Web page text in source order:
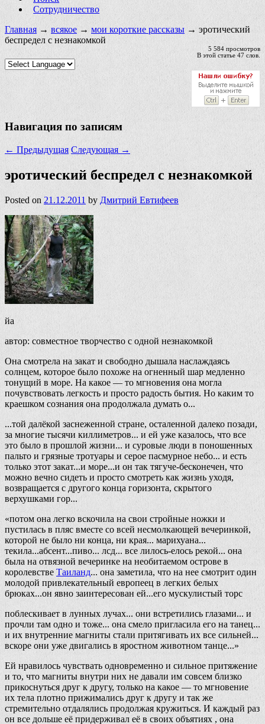
Сотрудничество
Главная → всякое → мои короткие рассказы → эротический
беспредел с незнакомкой
5 584 просмотров
В этой статье 47 слов.
Навигация по записям
← Предыдущая Следующая →
эротический беспредел с незнакомкой
Posted on 21.12.2011 by Дмитрий Евтифеев
йа
автор: совместное творчество с одной незнакомкой
Она смотрела на закат и свободно дышала наслаждаясь
солнцем, которое было похоже на огненный шар медленно
тонущий в море. На какое — то мгновения она могла
почувствовать легкость и просто радость бытия. Но каким то
краешком сознания она продолжала думать о...
...той далёкой заснеженной стране, осталенной далеко позади,
за многие тысячи киллиметров... и ей уже казалось, что все
это было в прошлой жизни... и суровые люди в поношенных
пальто и грязные тротуары и серое пасмурное небо... и есть
только этот закат...и море...и он так тягуче-бесконечен, что
можно вечно сидеть и просто смотреть как жизнь уходя,
возвращается с другого конца горизонта, скрытого
верхушками гор...
«потом она легко вскочила на свои стройные ножки и
пустилась в пляс вместе со всей несмолкающей вечеринкой,
которой не было ни конца, ни края... марихуана...
текила...абсент...пиво... лсд... все лилось-елось рекой... она
была на отвязной вечеринке на необитаемом острове в
королевстве Таиланд... она заметила, что на нее смотрит один
молодой привлекательный европеец в легких белых
брюках...он явно заинтересован ей...его мускулистый торс
поблескивает в лунных лучах... они встретились глазами... и
прочли там одно и тоже... она смело пригласила его на танец...
и их внутренние магниты стали притягивать их все сильней...
вскоре они уже двигались в яростном животном танце...»
Ей нравилось чувствать одновременно и сильное притяжение
и то, что магниты внутри них не давали им совсем близко
прикоснуться друг к другу, только на какое — то мгновение
их тела плотно прижимались друг к другу и так же
стремительно отдалялись продолжая кружиться. И каждый раз
он все дольше её придерживал её в своих объятиях , она